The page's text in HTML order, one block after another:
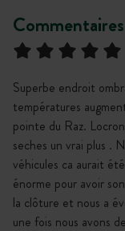
Superbe endroit
températures
pointe du Raz.
seches un vrai plus .
véhicules ca aurait
énorme pour avoir
la clôture et nous a
une fois nous avons